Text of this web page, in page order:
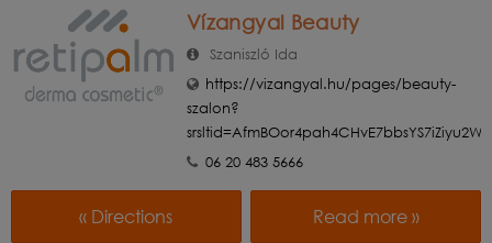
Vízangyal Beauty
Szaniszló Ida
https://vizangyal.hu/pages/beauty-
szalon?
06 20 483 5666
« Directions Read more »